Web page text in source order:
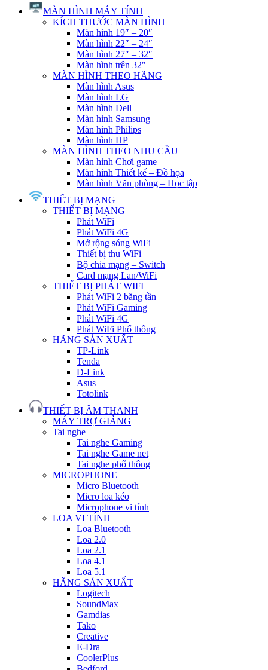
MÀN HÌNH MÁY TÍNH
KÍCH THƯỚC MÀN HÌNH
Màn hình 19″ – 20″
Màn hình 22″ – 24″
Màn hình 27″ – 32″
Màn hình trên 32″
MÀN HÌNH THEO HÃNG
Màn hình Asus
Màn hình LG
Màn hình Dell
Màn hình Samsung
Màn hình Philips
Màn hình HP
MÀN HÌNH THEO NHU CẦU
Màn hình Chơi game
Màn hình Thiết kế – Đồ họa
Màn hình Văn phòng – Học tập
THIẾT BỊ MẠNG
THIẾT BỊ MẠNG
Phát WiFi
Phát WiFi 4G
Mở rộng sóng WiFi
Thiết bị thu WiFi
Bộ chia mạng – Switch
Card mạng Lan/WiFi
THIẾT BỊ PHÁT WIFI
Phát WiFi 2 băng tần
Phát WiFi Gaming
Phát WiFi 4G
Phát WiFi Phổ thông
HÃNG SẢN XUẤT
TP-Link
Tenda
D-Link
Asus
Totolink
THIẾT BỊ ÂM THANH
MÁY TRỢ GIẢNG
Tai nghe
Tai nghe Gaming
Tai nghe Game net
Tai nghe phổ thông
MICROPHONE
Micro Bluetooth
Micro loa kéo
Microphone vi tính
LOA VI TÍNH
Loa Bluetooth
Loa 2.0
Loa 2.1
Loa 4.1
Loa 5.1
HÃNG SẢN XUẤT
Logitech
SoundMax
Gamdias
Tako
Creative
E-Dra
CoolerPlus